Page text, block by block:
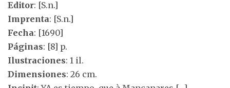
Editor: [S.n.]
Imprenta: [S.n.]
Fecha: [1690]
Páginas: [8] p.
Ilustraciones: 1 il.
Dimensiones: 26 cm.